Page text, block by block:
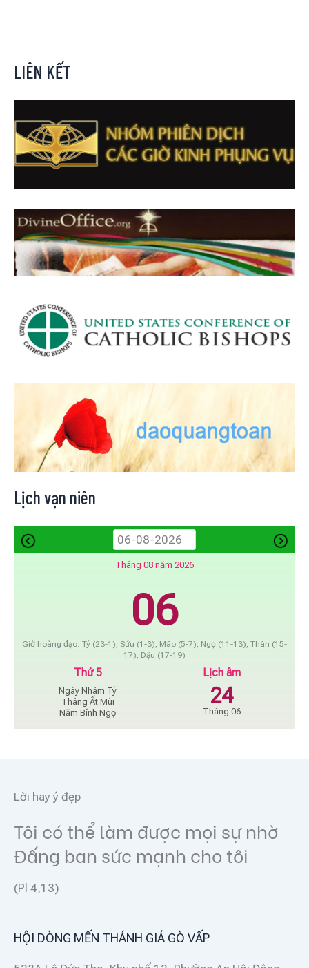
LIÊN KẾT
Lịch vạn niên
Tháng 08 năm 2026
06
Giờ hoàng đạo: Tý (23-1), Sửu (1-3), Mão (5-7), Ngọ (11-13), Thân (15-
17), Dậu (17-19)
Thứ 5
Ngày Nhâm Tý
Tháng Ất Mùi
Năm Bính Ngọ
Lịch âm
24
Tháng 06
Lời hay ý đẹp
Tôi có thể làm được mọi sự nhờ
Đấng ban sức mạnh cho tôi
(Pl 4,13)
HỘI DÒNG MẾN THÁNH GIÁ GÒ VẤP